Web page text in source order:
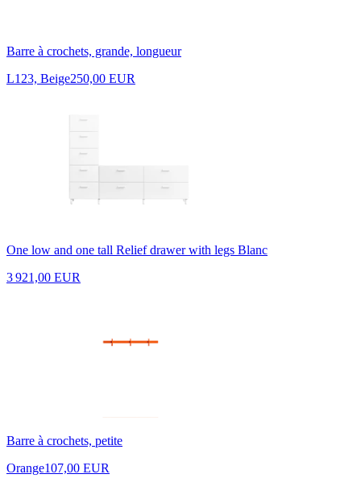
Barre à crochets, grande, longueur
L123, Beige250,00 EUR
One low and one tall Relief drawer with legs Blanc
3 921,00 EUR
Barre à crochets, petite
Orange107,00 EUR